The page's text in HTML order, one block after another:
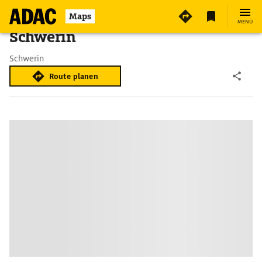
Maps MENÜ
Schwerin
Schwerin
Route planen